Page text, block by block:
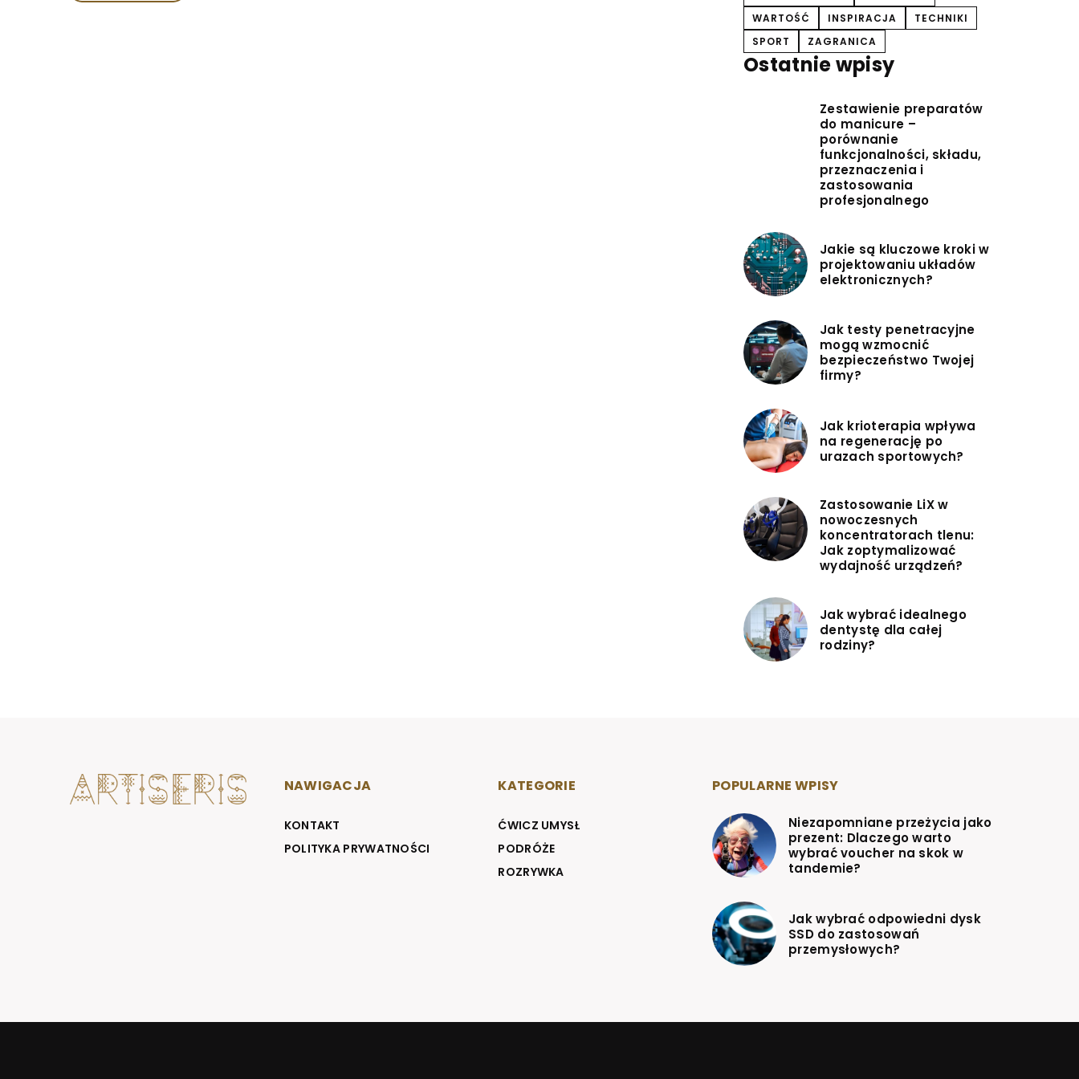
WARTOŚĆ
INSPIRACJA
TECHNIKI
SPORT
ZAGRANICA
Ostatnie wpisy
Zestawienie preparatów
do manicure –
porównanie
funkcjonalności, składu,
przeznaczenia i
zastosowania
profesjonalnego
Jakie są kluczowe kroki w
projektowaniu układów
elektronicznych?
Jak testy penetracyjne
mogą wzmocnić
bezpieczeństwo Twojej
firmy?
Jak krioterapia wpływa
na regenerację po
urazach sportowych?
Zastosowanie LiX w
nowoczesnych
koncentratorach tlenu:
Jak zoptymalizować
wydajność urządzeń?
Jak wybrać idealnego
dentystę dla całej
rodziny?
NAWIGACJA
KONTAKT
POLITYKA PRYWATNOŚCI
KATEGORIE
ĆWICZ UMYSŁ
PODRÓŻE
ROZRYWKA
POPULARNE WPISY
Niezapomniane przeżycia jako
prezent: Dlaczego warto
wybrać voucher na skok w
tandemie?
Jak wybrać odpowiedni dysk
SSD do zastosowań
przemysłowych?